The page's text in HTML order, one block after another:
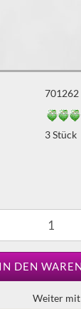
701262
3Stück
Weiter mit